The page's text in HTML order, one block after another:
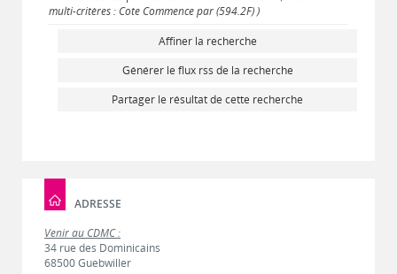
multi-critères : Cote Commence par (594.2F) )
Affiner la recherche
Générer le flux rss de la recherche
Partager le résultat de cette recherche
ADRESSE
Venir au CDMC :
34 rue des Dominicains
68500 Guebwiller